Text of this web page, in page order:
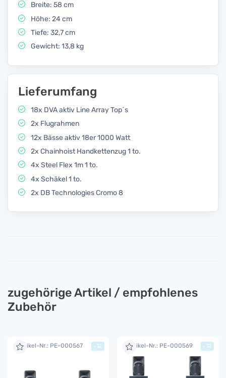
Breite: 58 cm
Höhe: 24 cm
Tiefe: 32,7 cm
Gewicht: 13,8 kg
Lieferumfang
18x DVA aktiv Line Array Top´s
2x Flugrahmen
12x Bässe aktiv 18er 1000 Watt
2x Chainhoist Handkettenzug 1 to.
4x Steel Flex 1m 1 to.
4x Schäkel 1 to.
2x DB Technologies Cromo 8
zugehörige Artikel / empfohlenes
Zubehör
Artikel-Nr.: PE-000567 + Artikel-Nr.: PE-000569 +